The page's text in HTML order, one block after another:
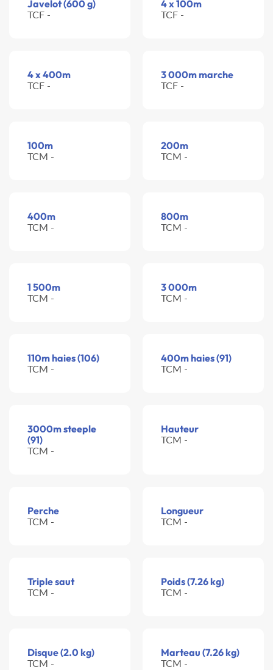
Javelot (600 g)
TCF -
4 x 100m
TCF -
4 x 400m
TCF -
3 000m marche
TCF -
100m
TCM -
200m
TCM -
400m
TCM -
800m
TCM -
1 500m
TCM -
3 000m
TCM -
110m haies (106)
TCM -
400m haies (91)
TCM -
3000m steeple
(91)
TCM -
Hauteur
TCM -
Perche
TCM -
Longueur
TCM -
Triple saut
TCM -
Poids (7.26 kg)
TCM -
Disque (2.0 kg)
TCM -
Marteau (7.26 kg)
TCM -